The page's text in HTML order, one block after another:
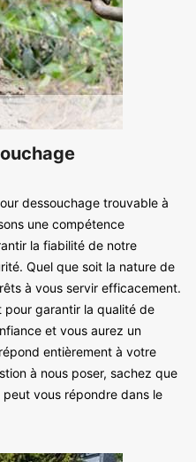
dessouchage trouvable à
une compétence
la fiabilité de notre
Quel que soit la nature de
à vous servir efficacement.
pour garantir la qualité de
et vous aurez un
entièrement à votre
à nous poser, sachez que
vous répondre dans le